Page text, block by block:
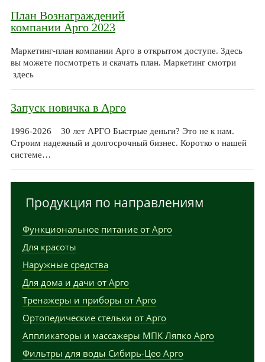
План Вознаграждений
компании Арго 2023
Маркетинг-план компании Арго в открытом доступе. Здесь
вы можете посмотреть и скачать план. Маркетинг смотри
здесь
Запуск новичка в Арго
1996-2026 30 лет АРГО Быстрые деньги? Это не к нам.
Строим надежный и долгосрочный бизнес. Коротко о нашей
системе…
Продукция по направлениям
Функциональное питание от Арго
Для красоты
Наружные средства
Для дома и дачи от Арго
Тренажеры и приборы от Арго
Ортопедические стельки от Арго
Аппликаторы и массажеры МПК Ляпко Арго
Фильтры для воды Сибирь-Цео Арго